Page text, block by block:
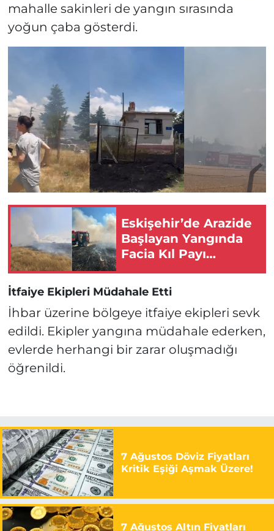
mahalle sakinleri de yangın sırasında
yoğun çaba gösterdi.
Eskişehir’de Arazide
Başlayan Yangında
Facia Kıl Payı
İtfaiye Ekipleri Müdahale Etti
İhbar üzerine bölgeye itfaiye ekipleri sevk
edildi. Ekipler yangına müdahale ederken,
evlerde herhangi bir zarar oluşmadığı
öğrenildi.
7 Ağustos Döviz Fiyatları
Kritik Eşiği Aşmak Üzere!
7 Ağustos Altın Fiyatları